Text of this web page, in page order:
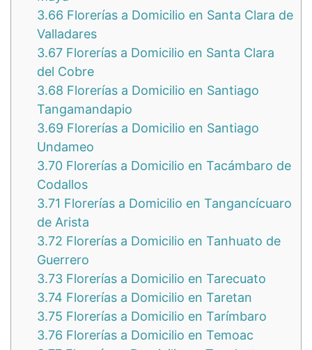
3.66 Florerías a Domicilio en Santa Clara de
Valladares
3.67 Florerías a Domicilio en Santa Clara
del Cobre
3.68 Florerías a Domicilio en Santiago
Tangamandapio
3.69 Florerías a Domicilio en Santiago
Undameo
3.70 Florerías a Domicilio en Tacámbaro de
Codallos
3.71 Florerías a Domicilio en Tangancícuaro
de Arista
3.72 Florerías a Domicilio en Tanhuato de
Guerrero
3.73 Florerías a Domicilio en Tarecuato
3.74 Florerías a Domicilio en Taretan
3.75 Florerías a Domicilio en Tarímbaro
3.76 Florerías a Domicilio en Temoac